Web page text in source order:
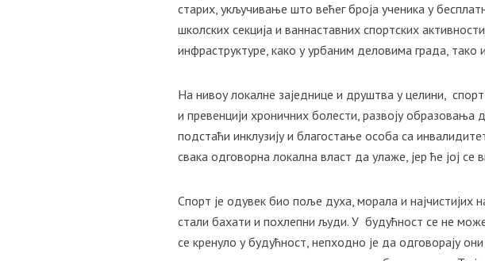
старих, укључивање што већег броја ученика у
школских секција и ваннаставних спортских
инфраструктуре, како у урбаним деловима града,
На нивоу локалне заједнице и друштва у целини,
и превенцији хроничних болести, развоју
подстаћи инклузију и благостање особа са
свака одговорна локална власт да улаже, јер ће јој се
Спорт је одувек био поље духа, морала и најчистијих
стали бахати и похлепни људи. У будућност се не
се кренуло у будућност, непходно је да одговорају